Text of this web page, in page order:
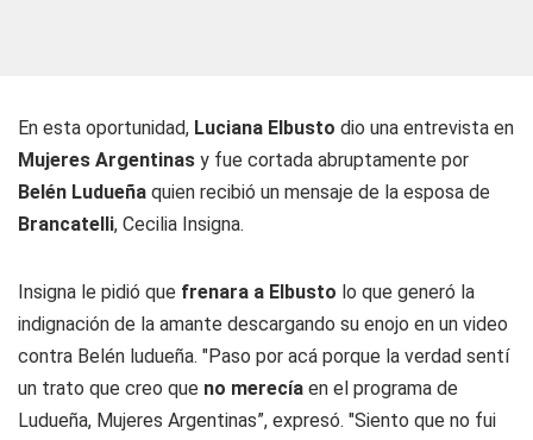
En esta oportunidad, Luciana Elbusto dio una entrevista en
Mujeres Argentinas y fue cortada abruptamente por
Belén Ludueña quien recibió un mensaje de la esposa de
Brancatelli, Cecilia Insigna.
Insigna le pidió que frenara a Elbusto lo que generó la
indignación de la amante descargando su enojo en un video
contra Belén ludueña. "Paso por acá porque la verdad sentí
un trato que creo que no merecía en el programa de
Ludueña, Mujeres Argentinas”, expresó. "Siento que no fui